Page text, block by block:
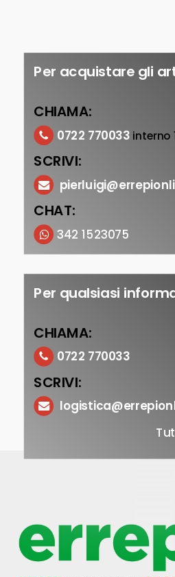
Per acquistare gli
CHIAMA:
0722 770033 interno
SCRIVI:
CHAT:
342 1523075
Per qualsiasi
CHIAMA:
0722 770033
SCRIVI: